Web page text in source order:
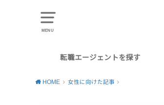
MENU
転職エージェントを探す
ベンチャー
総合商社
Webマーケター
Webエンジニア
Webデザイナー
コンサルタント
外資系
英語系・グローバル職
海外勤務
営業職
エグゼクティブ・管理職
第二新卒
20代後半
30代
40代
副業
HOME 女性に向けた記事